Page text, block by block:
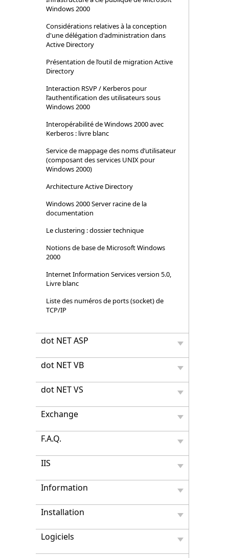
Windows 2000
Considérations relatives à la conception
d'une délégation d'administration dans
Active Directory
Présentation de l’outil de migration Active
Directory
Interaction RSVP / Kerberos pour
l’authentification des utilisateurs sous
Windows 2000
Interopérabilité de Windows 2000 avec
Kerberos : livre blanc
Service de mappage des noms d’utilisateur
(composant des services UNIX pour
Windows 2000)
Architecture Active Directory
Windows 2000 Server racine de la
documentation
Le clustering : dossier technique
Notions de base de Microsoft Windows
2000
Internet Information Services version 5.0,
Livre blanc
Liste des numéros de ports (socket) de
TCP/IP
dot NET ASP
dot NET VB
dot NET VS
Exchange
F.A.Q.
IIS
Information
Installation
Logiciels